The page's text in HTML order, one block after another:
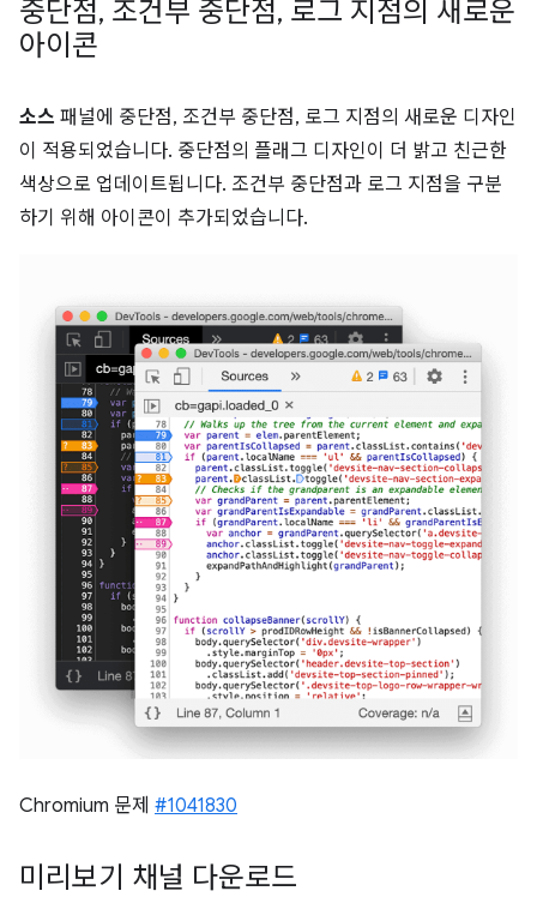
중단점, 조건부 중단점, 로그 지점의 새로운
아이콘
소스 패널에 중단점, 조건부 중단점, 로그 지점의 새로운 디자인
이 적용되었습니다. 중단점의 플래그 디자인이 더 밝고 친근한
색상으로 업데이트됩니다. 조건부 중단점과 로그 지점을 구분
하기 위해 아이콘이 추가되었습니다.
Chromium 문제 #1041830
미리보기 채널 다운로드